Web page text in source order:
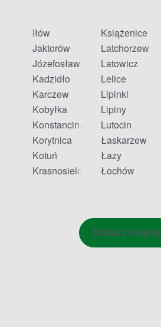
Iłów
Jaktorów
Józefosław
Kadzidło
Karczew
Kobyłka
Konstancin-Jeziorna
Korytnica
Kotuń
Krasnosielc
Książenice
Latchorzew
Latowicz
Lelice
Lipinki
Lipiny
Lutocin
Łaskarzew
Łazy
Łochów
Zobacz więcej